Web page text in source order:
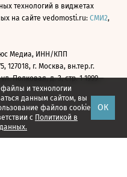
и технологии
данным сайтом, вы
файлов cookie
с Политикой в
ОК
технологий в виджетах
на сайте vedomosti.ru: СМИ2,
Медиа, ИНН/КПП
127018, г. Москва, вн.тер.г.
Полковая, д. 3, стр. 1 1999—